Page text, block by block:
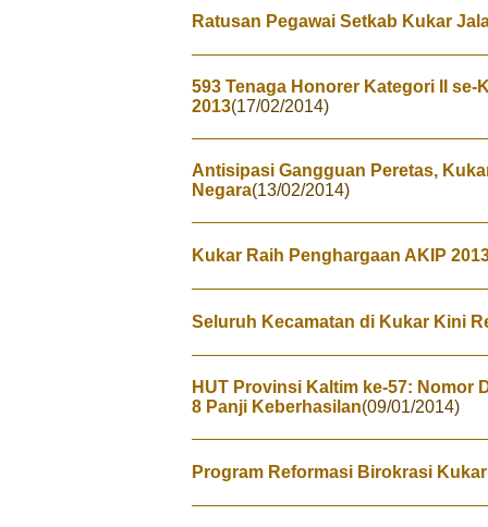
Ratusan Pegawai Setkab Kukar
593 Tenaga Honorer Kategori II se-
2013(17/02/2014)
Antisipasi Gangguan Peretas,
Negara(13/02/2014)
Kukar Raih Penghargaan AKIP
Seluruh Kecamatan di Kukar Kini
HUT Provinsi Kaltim ke-57: Nomor
8 Panji Keberhasilan(09/01/2014)
Program Reformasi Birokrasi